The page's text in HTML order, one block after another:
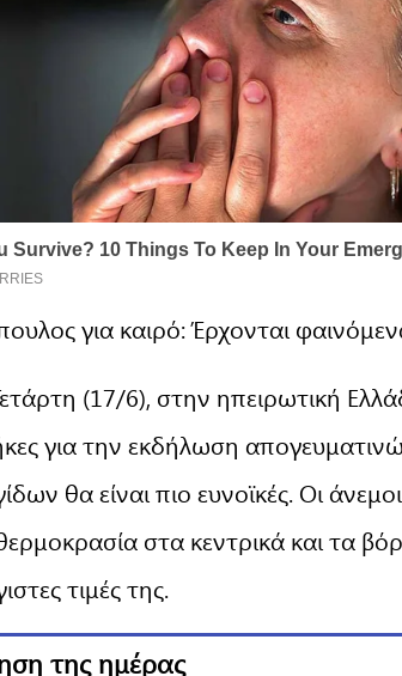
για καιρό: Έρχονται
(17/6), στην ηπειρωτική
για την εκδήλωση
θα είναι πιο ευνοϊκές. Οι
στα κεντρικά και τα
τιμές της.
της ημέρας